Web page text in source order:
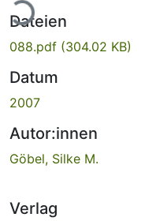
Dateien
088.pdf (304.02 KB)
Datum
2007
Autor:innen
Göbel, Silke M.
Verlag